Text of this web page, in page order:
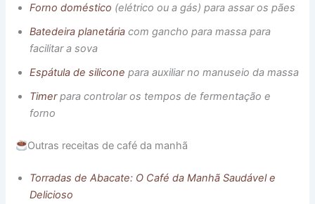
Forno doméstico (elétrico ou a gás) para assar os pães
Batedeira planetária com gancho para massa para
facilitar a sova
Espátula de silicone para auxiliar no manuseio da massa
Timerpara controlar os tempos de fermentação e
forno
Outras receitas de café da manhã
Torradas de Abacate: O Café da Manhã Saudável e
Delicioso